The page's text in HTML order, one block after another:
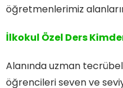
öğretmenlerimiz
İlkokul Özel Ders
Alanında uzman
öğrencileri seven ve